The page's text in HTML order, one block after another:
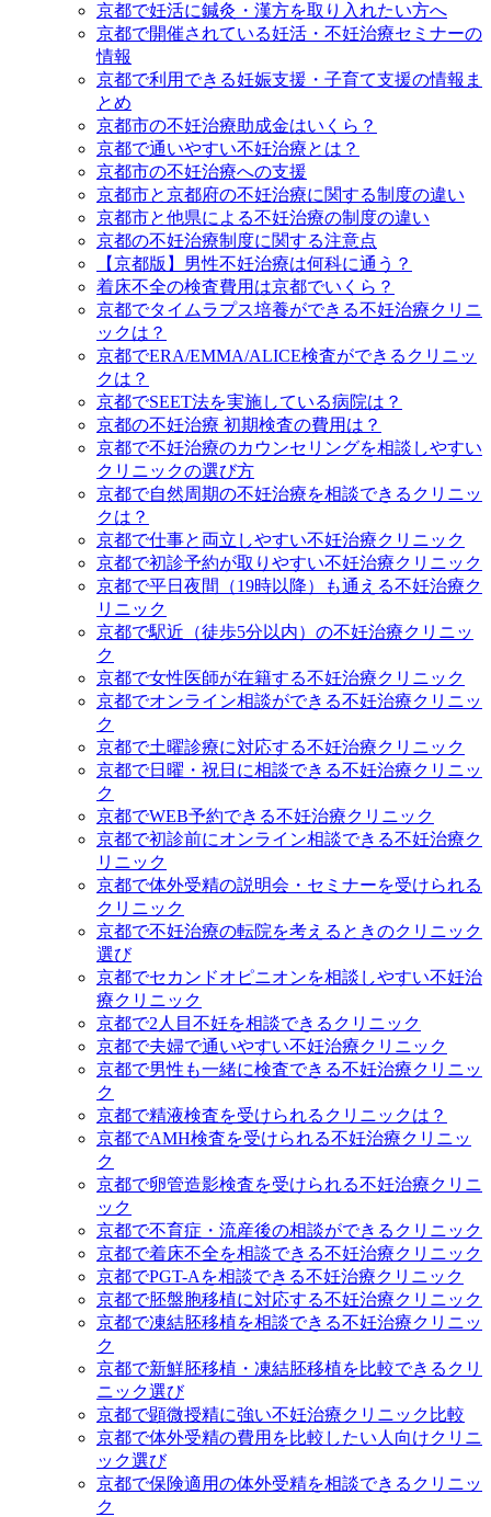
京都で妊活に鍼灸・漢方を取り入れたい方へ
京都で開催されている妊活・不妊治療セミナーの
情報
京都で利用できる妊娠支援・子育て支援の情報ま
とめ
京都市の不妊治療助成金はいくら？
京都で通いやすい不妊治療とは？
京都市の不妊治療への支援
京都市と京都府の不妊治療に関する制度の違い
京都市と他県による不妊治療の制度の違い
京都の不妊治療制度に関する注意点
【京都版】男性不妊治療は何科に通う？
着床不全の検査費用は京都でいくら？
京都でタイムラプス培養ができる不妊治療クリニ
ックは？
京都でERA/EMMA/ALICE検査ができるクリニッ
クは？
京都でSEET法を実施している病院は？
京都の不妊治療 初期検査の費用は？
京都で不妊治療のカウンセリングを相談しやすい
クリニックの選び方
京都で自然周期の不妊治療を相談できるクリニッ
クは？
京都で仕事と両立しやすい不妊治療クリニック
京都で初診予約が取りやすい不妊治療クリニック
京都で平日夜間（19時以降）も通える不妊治療ク
リニック
京都で駅近（徒歩5分以内）の不妊治療クリニッ
ク
京都で女性医師が在籍する不妊治療クリニック
京都でオンライン相談ができる不妊治療クリニッ
ク
京都で土曜診療に対応する不妊治療クリニック
京都で日曜・祝日に相談できる不妊治療クリニッ
ク
京都でWEB予約できる不妊治療クリニック
京都で初診前にオンライン相談できる不妊治療ク
リニック
京都で体外受精の説明会・セミナーを受けられる
クリニック
京都で不妊治療の転院を考えるときのクリニック
選び
京都でセカンドオピニオンを相談しやすい不妊治
療クリニック
京都で2人目不妊を相談できるクリニック
京都で夫婦で通いやすい不妊治療クリニック
京都で男性も一緒に検査できる不妊治療クリニッ
ク
京都で精液検査を受けられるクリニックは？
京都でAMH検査を受けられる不妊治療クリニッ
ク
京都で卵管造影検査を受けられる不妊治療クリニ
ック
京都で不育症・流産後の相談ができるクリニック
京都で着床不全を相談できる不妊治療クリニック
京都でPGT-Aを相談できる不妊治療クリニック
京都で胚盤胞移植に対応する不妊治療クリニック
京都で凍結胚移植を相談できる不妊治療クリニッ
ク
京都で新鮮胚移植・凍結胚移植を比較できるクリ
ニック選び
京都で顕微授精に強い不妊治療クリニック比較
京都で体外受精の費用を比較したい人向けクリニ
ック選び
京都で保険適用の体外受精を相談できるクリニッ
ク